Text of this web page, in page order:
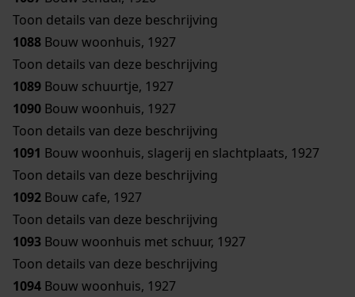
Toon details van deze beschrijving
1088 Bouw woonhuis, 1927
Toon details van deze beschrijving
1089 Bouw schuurtje, 1927
1090 Bouw woonhuis, 1927
Toon details van deze beschrijving
1091 Bouw woonhuis, slagerij en slachtplaats, 1927
Toon details van deze beschrijving
1092 Bouw cafe, 1927
Toon details van deze beschrijving
1093 Bouw woonhuis met schuur, 1927
Toon details van deze beschrijving
1094 Bouw woonhuis, 1927